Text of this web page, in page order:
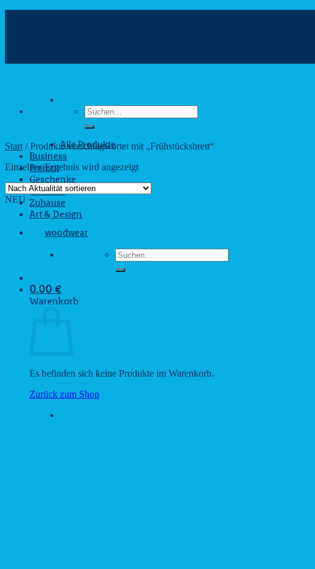
Suchen
nach:
Alle Produkte
Business
Freizeit
Geschenke
Outdoor
Zuhause
Art & Design
woodwear
Suchen
nach:
0,00 €
Warenkorb
Es befinden sich keine Produkte im Warenkorb.
Zurück zum Shop
Start /Produkte verschlagwortet mit „Frühstücksbrett“
Einzelnes Ergebnis wird angezeigt
NEU